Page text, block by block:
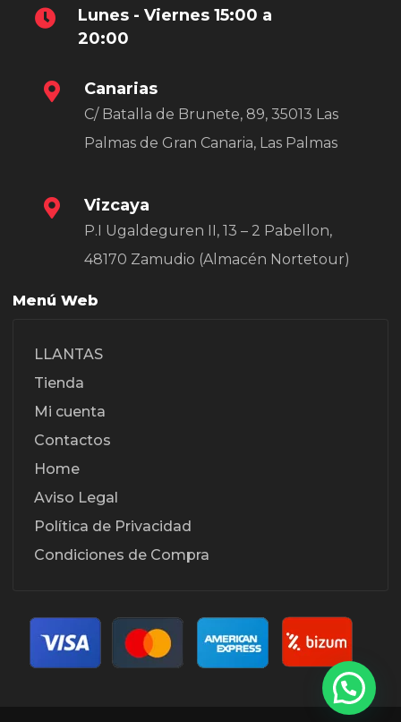
Lunes - Viernes 15:00 a
20:00
Canarias
C/ Batalla de Brunete, 89, 35013 Las
Palmas de Gran Canaria, Las Palmas
Vizcaya
P.I Ugaldeguren II, 13 – 2 Pabellon,
48170 Zamudio (Almacén Nortetour)
Menú Web
LLANTAS
Tienda
Mi cuenta
Contactos
Home
Aviso Legal
Política de Privacidad
Condiciones de Compra